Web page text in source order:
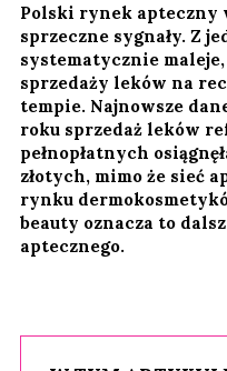
Polski rynek apteczny
sprzeczne sygnały. Z
systematycznie
sprzedaży leków na
tempie. Najnowsze
roku sprzedaż leków
pełnopłatnych
złotych, mimo że sieć
rynku
beauty oznacza to
aptecznego.